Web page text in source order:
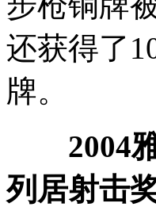
还获得了
牌。
2004
列居射击